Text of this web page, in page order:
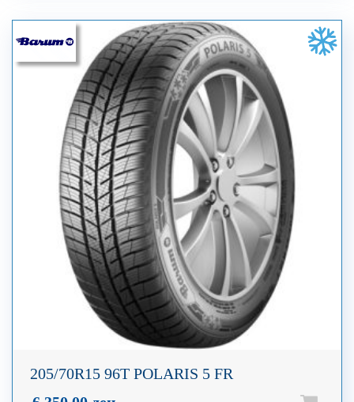
205/70R15 96T POLARIS 5 FR